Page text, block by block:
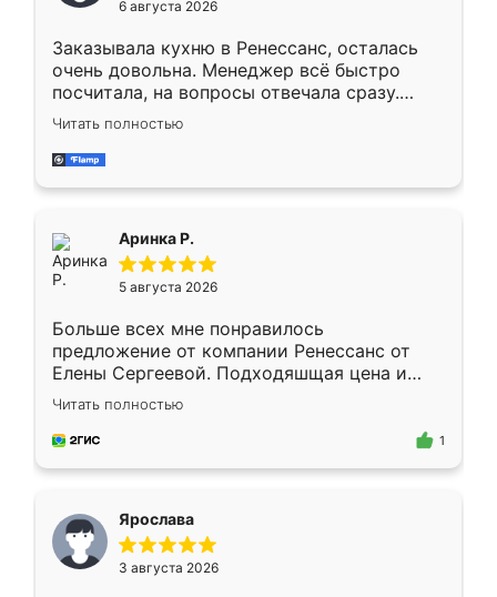
мебели буду заказывать только здесь.
6 августа 2026
Заказывала кухню в Ренессанс, осталась
очень довольна. Менеджер всё быстро
посчитала, на вопросы отвечала сразу.
Замерщик приехал в субботу, подошёл к
делу со всей ответственностью. Собрали
за день, ребята работали аккуратно, даже
Читать полностью
Аринка Р.
5 августа 2026
Больше всех мне понравилось
предложение от компании Ренессанс от
Елены Сергеевой. Подходяшщая цена и
короткие сроки изготовления. Приехавший
для замера сотрудник Владислав
предложил по моему эскизу самый
Читать полностью
1
Ярослава
3 августа 2026